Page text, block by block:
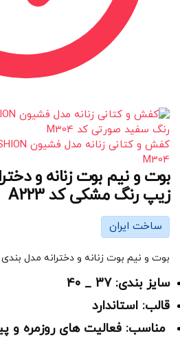
M304
بوت و نیم بوت زنانه و
زیپ رنگ مشکی کد A223
ساخت ایران
بوت و نیم بوت زنانه و دخترانه مدل
سایز بندی: 37 _ 40
قالب: استاندارد
مناسب: فعالیت های روزمره و